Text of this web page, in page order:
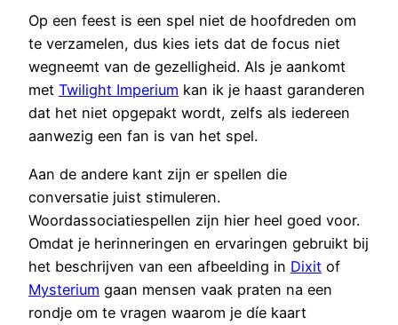
Op een feest is een spel niet de hoofdreden om
te verzamelen, dus kies iets dat de focus niet
wegneemt van de gezelligheid. Als je aankomt
met Twilight Imperium kan ik je haast garanderen
dat het niet opgepakt wordt, zelfs als iedereen
aanwezig een fan is van het spel.
Aan de andere kant zijn er spellen die
conversatie juist stimuleren.
Woordassociatiespellen zijn hier heel goed voor.
Omdat je herinneringen en ervaringen gebruikt bij
het beschrijven van een afbeelding in Dixit of
Mysterium gaan mensen vaak praten na een
rondje om te vragen waarom je díe kaart